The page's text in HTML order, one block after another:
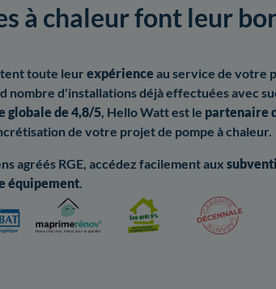
à chaleur font leur
toute leur expérience au service de votre
nombre d'installations déjà effectuées avec
globale de 4,8/5 , Hello Watt est le partenaire
de votre projet de pompe à chaleur.
agréés RGE, accédez facilement aux
équipement